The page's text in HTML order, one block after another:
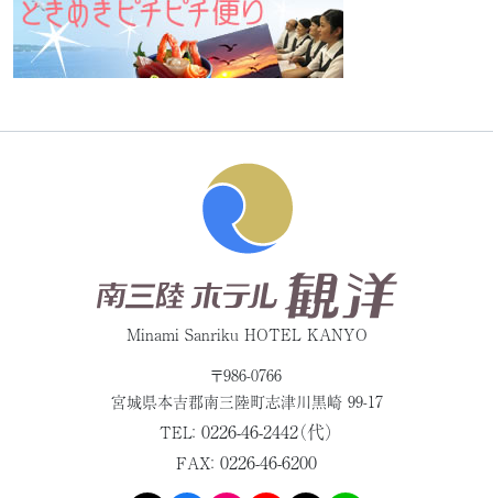
Minami Sanriku HOTEL KANYO
〒986-0766
宮城県本吉郡南三陸町志津川黒崎 99-17
TEL： 0226-46-2442（代）
FAX： 0226-46-6200